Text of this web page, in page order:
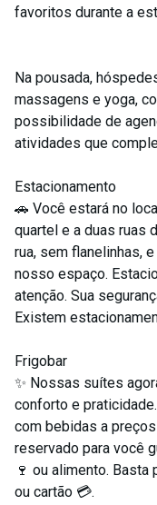
favoritos durante a
Na pousada,
massagens e yoga,
possibilidade de
atividades que
Estacionamento
🚗 Você estará no
quartel e a duas ruas
rua, sem flanelinhas,
nosso espaço.
atenção. Sua
Existem
Frigobar
✨ Nossas suítes
conforto e
com bebidas a
reservado para você
🍷 ou alimento.
ou cartão 💳.